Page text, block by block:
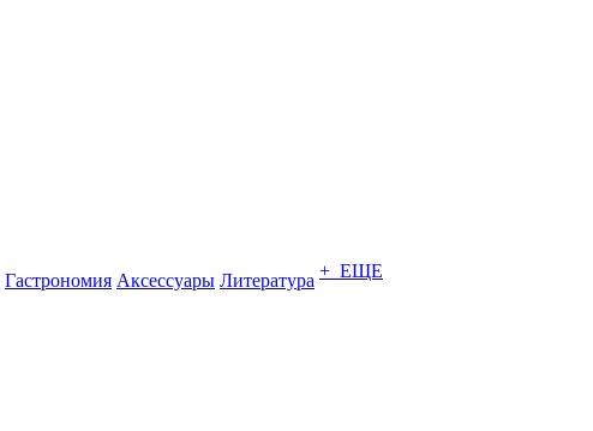
Гастрономия Аксессуары Литература + ЕЩЕ